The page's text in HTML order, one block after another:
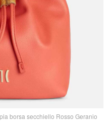
borsa secchiello Rosso Geranio